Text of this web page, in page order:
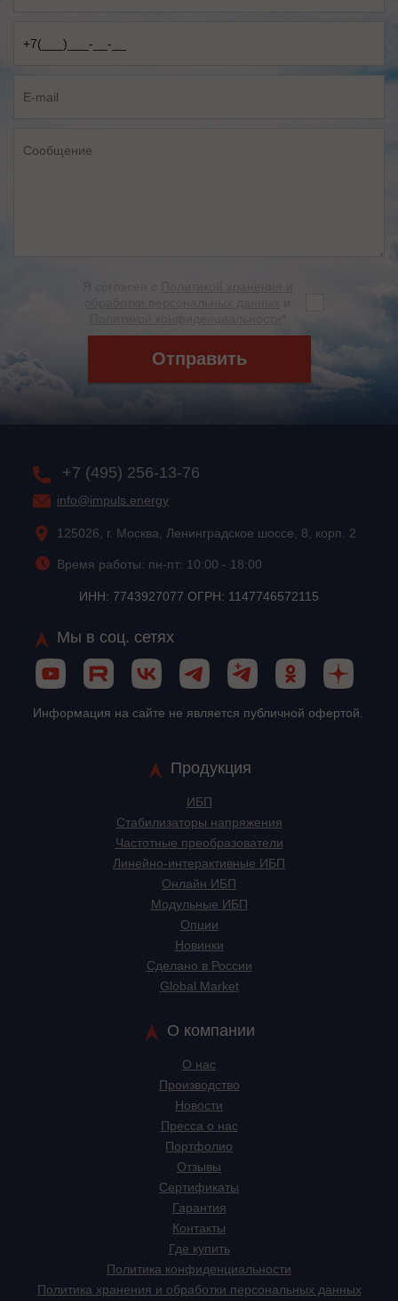
Отправить
+7 (495) 256-13-76
info@impuls.energy
125026, г. Москва, Ленинградское шоссе, 8, корп. 2
Время работы: пн-пт: 10:00 - 18:00
ИНН: 7743927077 ОГРН: 1147746572115
Мы в соц. сетях
Информация на сайте не является публичной офертой.
Продукция
ИБП
Стабилизаторы напряжения
Частотные преобразователи
Линейно-интерактивные ИБП
Онлайн ИБП
Модульные ИБП
Опции
Новинки
Сделано в России
Global Market
О компании
О нас
Производство
Новости
Пресса о нас
Портфолио
Отзывы
Сертификаты
Гарантия
Контакты
Где купить
Политика конфиденциальности
Политика хранения и обработки персональных данных